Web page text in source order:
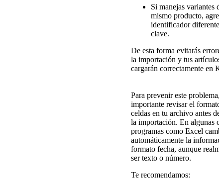
Si manejas variantes
mismo producto,
identificador diferente
clave.
De esta forma evitarás
la importación y tus artículos
cargarán correctamente en
Para prevenir este problema,
importante revisar el formato
celdas en tu archivo antes de
la importación. En algunas
programas como Excel
automáticamente la
formato fecha, aunque
ser texto o número.
Te recomendamos: